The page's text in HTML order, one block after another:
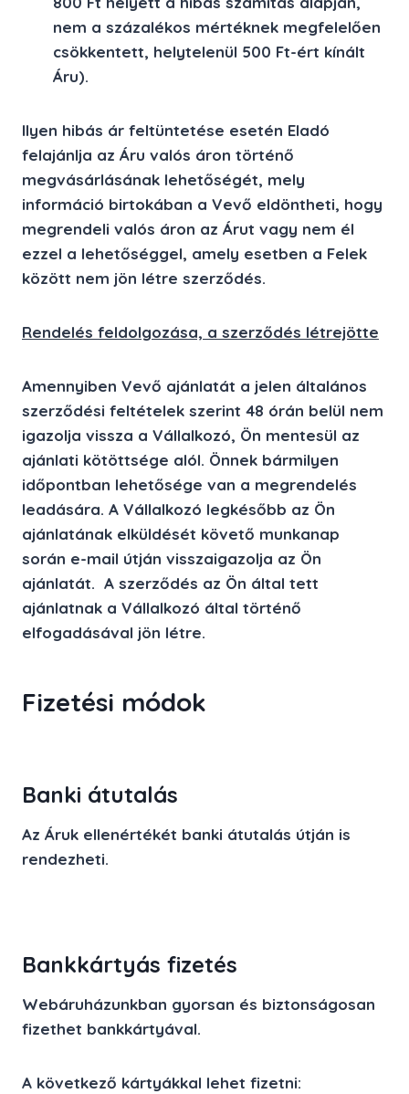
nem a százalékos mértéknek megfelelően
csökkentett, helytelenül 500 Ft-ért kínált
Áru).
Ilyen hibás ár feltüntetése esetén Eladó
felajánlja az Áru valós áron történő
megvásárlásának lehetőségét, mely
információ birtokában a Vevő eldöntheti, hogy
megrendeli valós áron az Árut vagy nem él
ezzel a lehetőséggel, amely esetben a Felek
között nem jön létre szerződés.
Rendelés feldolgozása, a szerződés létrejötte
Amennyiben Vevő ajánlatát a jelen általános
szerződési feltételek szerint 48 órán belül nem
igazolja vissza a Vállalkozó, Ön mentesül az
ajánlati kötöttsége alól. Önnek bármilyen
időpontban lehetősége van a megrendelés
leadására. A Vállalkozó legkésőbb az Ön
ajánlatának elküldését követő munkanap
során e-mail útján visszaigazolja az Ön
ajánlatát. A szerződés az Ön által tett
ajánlatnak a Vállalkozó által történő
elfogadásával jön létre.
Fizetési módok
Banki átutalás
Az Áruk ellenértékét banki átutalás útján is
rendezheti.
Bankkártyás fizetés
Webáruházunkban gyorsan és biztonságosan
fizethet bankkártyával.
A következő kártyákkal lehet fizetni: